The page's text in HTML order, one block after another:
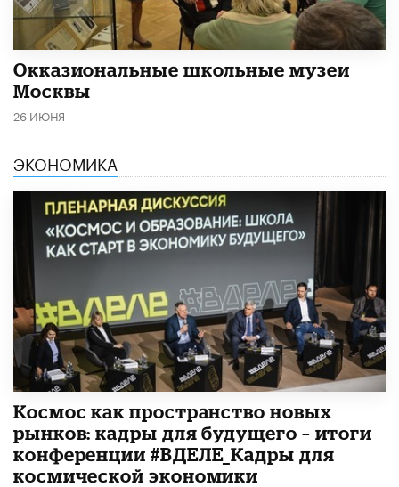
​Окказиональные школьные музеи
Москвы
26 ИЮНЯ
ЭКОНОМИКА
Космос как пространство новых
рынков: кадры для будущего – итоги
конференции #ВДЕЛЕ_Кадры для
космической экономики